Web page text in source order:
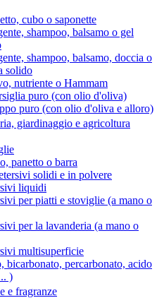
cubo o saponette
shampoo, balsamo o gel
shampoo, balsamo, doccia o
solido
nutriente o Hammam
puro (con olio d'oliva)
puro (con olio d'oliva e alloro)
giardinaggio e agricoltura
panetto o barra
solidi e in polvere
liquidi
per piatti e stoviglie (a mano o
per la lavanderia (a mano o
multisuperficie
bicarbonato, percarbonato, acido
)
e fragranze